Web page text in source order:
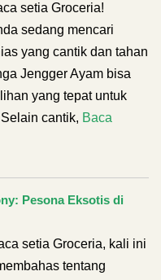
setia Groceria!
sedang mencari
yang cantik dan tahan
Jengger Ayam bisa
yang tepat untuk
cantik, Baca
Pesona Eksotis di
setia Groceria, kali ini
tentang